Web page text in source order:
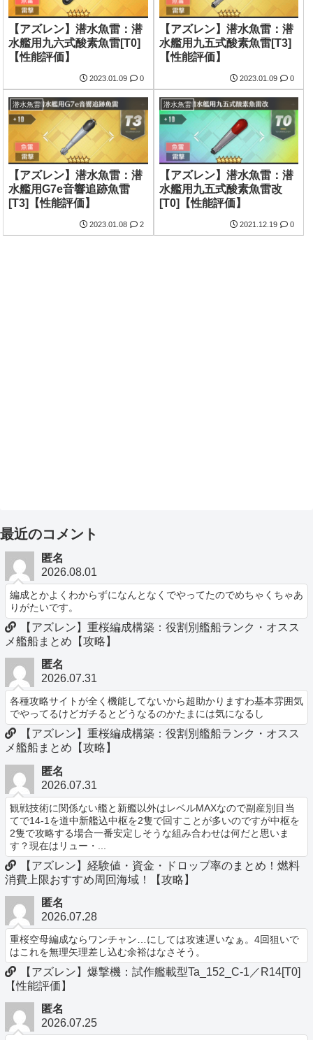
【アズレン】潜水魚雷：潜
水艦用九六式酸素魚雷[T0]
【性能評価】
2023.01.09 0
【アズレン】潜水魚雷：潜
水艦用九五式酸素魚雷[T3]
【性能評価】
2023.01.09 0
潜水魚雷
【アズレン】潜水魚雷：潜
水艦用G7e音響追跡魚雷
[T3]【性能評価】
2023.01.08 2
潜水魚雷
【アズレン】潜水魚雷：潜
水艦用九五式酸素魚雷改
[T0]【性能評価】
2021.12.19 0
最近のコメント
匿名
2026.08.01
編成とかよくわからずになんとなくでやってたのでめちゃくちゃあ
りがたいです。
【アズレン】重桜編成構築：役割別艦船ランク・オスス
メ艦船まとめ【攻略】
匿名
2026.07.31
各種攻略サイトが全く機能してないから超助かりますわ基本雰囲気
でやってるけどガチるとどうなるのかたまには気になるし
【アズレン】重桜編成構築：役割別艦船ランク・オスス
メ艦船まとめ【攻略】
匿名
2026.07.31
観戦技術に関係ない艦と新艦以外はレベルMAXなので副産別目当
てで14-1を道中新艦込中枢を2隻で回すことが多いのですが中枢を
2隻で攻略する場合一番安定しそうな組み合わせは何だと思いま
す？現在はリュー・...
【アズレン】経験値・資金・ドロップ率のまとめ！燃料
消費上限おすすめ周回海域！【攻略】
匿名
2026.07.28
重桜空母編成ならワンチャン…にしては攻速遅いなぁ。4回狙いで
はこれを無理矢理差し込む余裕はなさそう。
【アズレン】爆撃機：試作艦載型Ta_152_C-1／R14[T0]
【性能評価】
匿名
2026.07.25